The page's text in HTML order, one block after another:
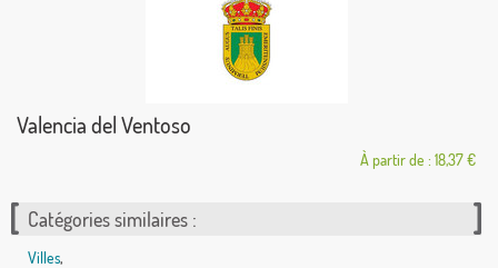
Valencia del Ventoso
À partir de : 18,37 €
Catégories similaires :
Villes,